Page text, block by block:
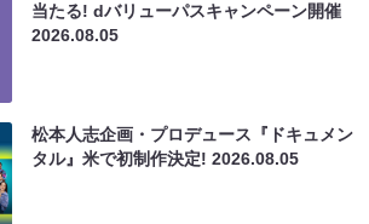
当たる! dバリューパスキャンペーン開催
2026.08.05
松本人志企画・プロデュース『ドキュメン
タル』米で初制作決定!2026.08.05